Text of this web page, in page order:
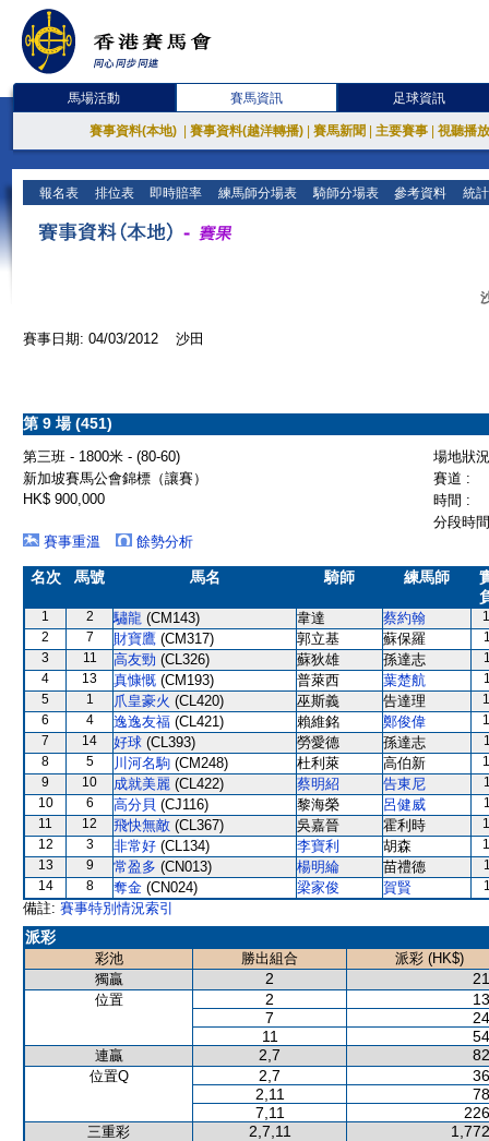
馬場活動 賽馬資訊 足球資訊
賽事資料(本地) 賽事資料(越洋轉播) 賽馬新聞 主要賽事 視聽播
報名表 排位表 即時賠率 練馬師分場表 騎師分場表 參考資料 統
賽事日期: 04/03/2012 沙田
第 9 場 (451)
第三班 - 1800米 - (80-60)
場地狀
新加坡賽馬公會錦標（讓賽）
賽道 :
HK$ 900,000
時間 :
分段時
賽事重溫
餘勢分析
名次 馬號 馬名 騎師 練馬師
1 2 驌龍 (CM143) 韋達 蔡約翰
2
7 財寶鷹 (CM317) 郭立基 蘇保羅
3
11 高友勁 (CL326) 蘇狄雄 孫達志
4
13 真慷慨 (CM193) 普萊西 葉楚航
5
1 爪皇豪火 (CL420) 巫斯義 告達理
6
4 逸逸友福 (CL421) 賴維銘 鄭俊偉
7
14 好球 (CL393) 勞愛德 孫達志
8
5 川河名駒 (CM248) 杜利萊 高伯新
9
10 成就美麗 (CL422) 蔡明紹 告東尼
10
6 高分貝 (CJ116) 黎海榮 呂健威
11
12 飛快無敵 (CL367) 吳嘉晉 霍利時
12
3 非常好 (CL134) 李寶利 胡森
13
9 常盈多 (CN013) 楊明綸 苗禮德
14
8 奪金 (CN024) 梁家俊 賀賢
備註: 賽事特別情況索引
派彩
彩池 勝出組合
派彩 (HK$)
獨贏
2
位置 2
7
11
連贏 2,7
位置Q 2,7
2,11
7,11
三重彩 2,7,11